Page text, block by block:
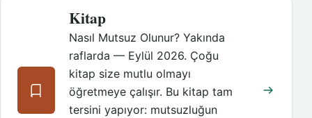
Kitap
Nasıl Mutsuz Olunur? Yakında
raflarda — Eylül 2026. Çoğu
kitap size mutlu olmayı
öğretmeye çalışır. Bu kitap tam
tersini yapıyor: mutsuzluğun